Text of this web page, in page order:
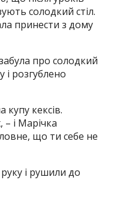
солодкий стіл.
принести з дому
про солодкий
і розгублено
купу кексів.
і Марічка
що ти себе не
і рушили до